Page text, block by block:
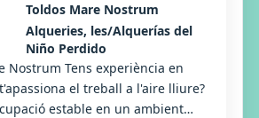
Toldos Mare Nostrum
Alqueries, les/Alquerías del
Niño Perdido
Nostrum Tens experiència en
el treball a l'aire lliure?
estable en un ambient